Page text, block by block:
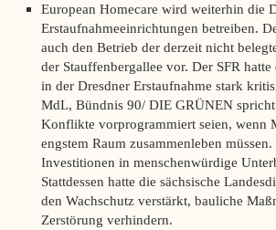
European Homecare wird weiterhin die
Erstaufnahmeeinrichtungen betreiben.
auch den Betrieb der derzeit nicht
der Stauffenbergallee vor. Der SFR
in der Dresdner Erstaufnahme stark
MdL, Bündnis 90/ DIE GRÜNEN spricht
Konflikte vorprogrammiert seien, wenn
engstem Raum zusammenleben
Investitionen in menschenwürdige
Stattdessen hatte die sächsische
den Wachschutz verstärkt, bauliche
Zerstörung verhindern.